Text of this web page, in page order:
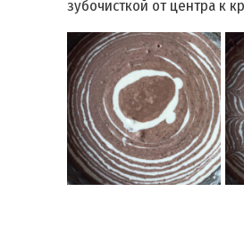
зубочисткой от центра к